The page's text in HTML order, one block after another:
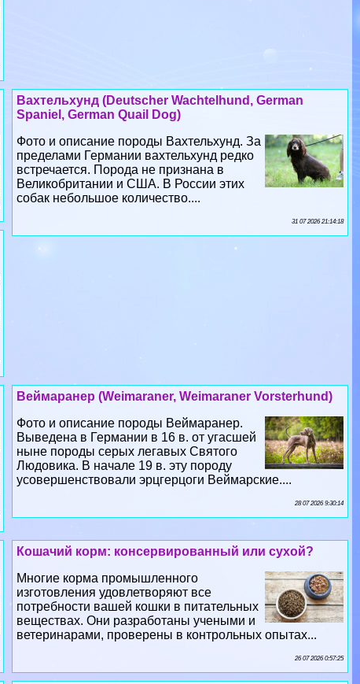
Фото и описание породы Вахтельхунд. За
пределами Германии вахтельхунд редко
встречается. Порода не признана в
Великобритании и США. В России этих
собак небольшое количество....
31 07 2026 21:14:18
Выведена в Германии в 16 в. от угасшей
ныне породы серых легавых Святого
Людовика. В начале 19 в. эту породу
усовершенствовали эрцгерцоги Веймарские....
28 07 2026 9:30:14
Кошачий корм: консервированный или сухой?
изготовления удовлетворяют все
потребности вашей кошки в питательных
веществах. Они разработаны учеными и
ветеринарами, проверены в контрольных опытах...
26 07 2026 0:57:25
Венгерская короткошерстая легавая (Magyar Vizsla,